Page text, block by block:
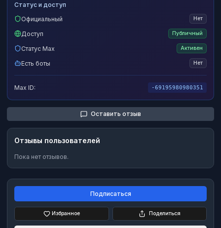
Статус и доступ
Официальный
Нет
Доступ Публичный
Статус Max Активен
Есть боты Нет
Max ID: -69195980980351
Оставить отзыв
Отзывы пользователей
Пока нет отзывов.
Подписаться
Избранное Поделиться